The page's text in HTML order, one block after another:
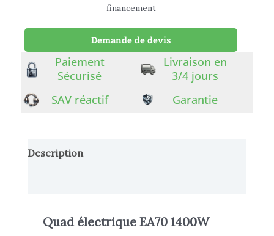
financement
Demande de devis
Paiement
Sécurisé
Livraison en
3/4 jours
SAV réactif
Garantie
Description
Quad électrique EA70 1400W